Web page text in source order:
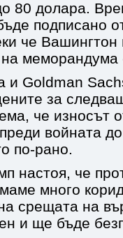
80 долара.
подписано
че
на меморандума
и Goldman
за
че износът
войната
по-рано.
настоя, че
много
срещата на
и ще бъде